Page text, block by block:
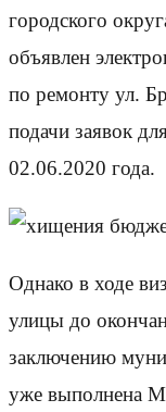
городского
объявлен
по ремонту ул.
подачи заявок
02.06.2020 года.
Однако в ходе
улицы до
заключению
уже выполнена